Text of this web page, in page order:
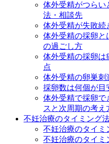
体外受精がつらい
法・相談先
体外受精が失敗続
体外受精の採卵と
の過ごし方
体外受精の採卵は
点
体外受精の卵巣刺
採卵数は何個が
体外受精で採卵で
スと次周期の考え
不妊治療のタイミング
不妊治療のタイミ
不妊治療のタイミ